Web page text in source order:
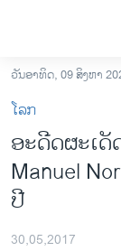
ເຂົ້າ
ຫາ
ຂ້າມ
ຂ້າມ
ໄປ
ຫາ
ຊອກ
ລາວ
ອາເມຣິກາ
ການເລືອກຕັ້ງ ປະ
ວັນອາທິດ, 09 ສິງຫາ
ໂລກ
ອະດີດ​ຜະ​ເດັ
Manuel
ປີ
30,05,2017